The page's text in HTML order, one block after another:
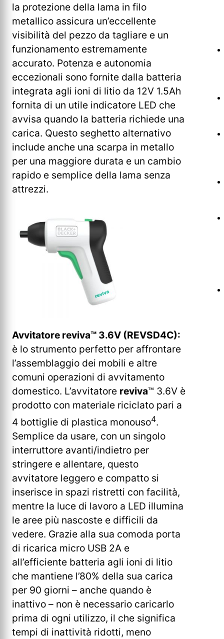
la protezione della lama in filo
metallico assicura un’eccellente
visibilità del pezzo da tagliare e un
funzionamento estremamente
accurato. Potenza e autonomia
eccezionali sono fornite dalla batteria
integrata agli ioni di litio da 12V 1.5Ah
fornita di un utile indicatore LED che
avvisa quando la batteria richiede una
carica. Questo seghetto alternativo
include anche una scarpa in metallo
per una maggiore durata e un cambio
rapido e semplice della lama senza
attrezzi.
Avvitatore reviva™ 3.6V (REVSD4C):
è lo strumento perfetto per affrontare
l’assemblaggio dei mobili e altre
comuni operazioni di avvitamento
domestico. L’avvitatore reviva™ 3.6V è
prodotto con materiale riciclato pari a
4 bottiglie di plastica monouso4.
Semplice da usare, con un singolo
interruttore avanti/indietro per
stringere e allentare, questo
avvitatore leggero e compatto si
inserisce in spazi ristretti con facilità,
mentre la luce di lavoro a LED illumina
le aree più nascoste e difficili da
vedere. Grazie alla sua comoda porta
di ricarica micro USB 2A e
all’efficiente batteria agli ioni di litio
che mantiene l’80% della sua carica
per 90 giorni – anche quando è
inattivo – non è necessario caricarlo
prima di ogni utilizzo, il che significa
tempi di inattività ridotti, meno